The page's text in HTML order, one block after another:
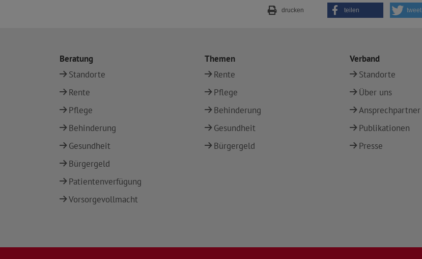
drucken teilen tweet
Beratung
Standorte
Rente
Pflege
Behinderung
Gesundheit
Bürgergeld
Patientenverfügung
Vorsorgevollmacht
Themen
Rente
Pflege
Behinderung
Gesundheit
Bürgergeld
Verband
Standorte
Über uns
Ansprechpartner
Publikationen
Presse